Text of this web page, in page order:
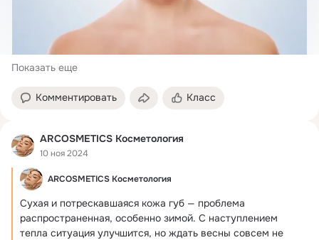
Показать еще
Комментировать Класс
ARCOSMETICS Косметология
10 ноя 2024
ARCOSMETICS Косметология
Сухая и потрескавшаяся кожа губ — проблема
распространенная, особенно зимой. С наступлением
тепла ситуация улучшится, но ждать весны совсем не